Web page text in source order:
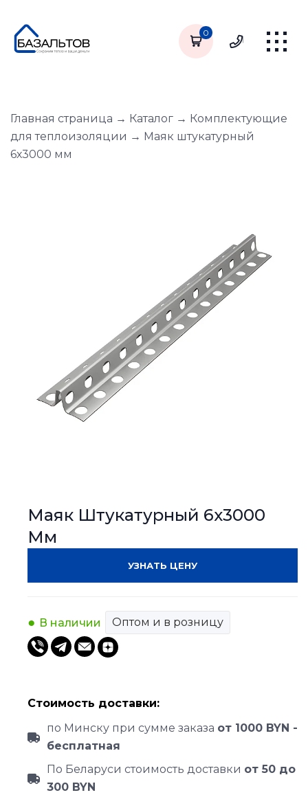
0
Главная страница → Каталог → Комплектующие
для теплоизоляции → Маяк штукатурный
6х3000 мм
Маяк Штукатурный 6х3000
Мм
УЗНАТЬ ЦЕНУ
В наличии Оптом и в розницу
Стоимость доставки:
по Минску при сумме заказа от 1000 BYN -
бесплатная
По Беларуси стоимость доставки от 50 до
300 BYN